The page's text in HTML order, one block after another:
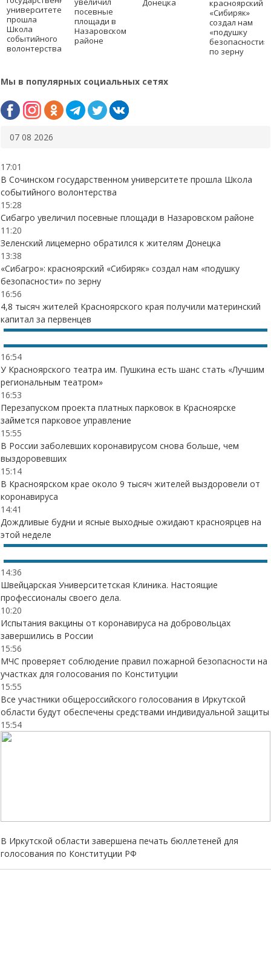
университете
прошла
Школа
событийного
волонтерства
посевные
площади в
Назаровском
районе
Донецка
красноярский
«Сибиряк»
создал нам
«подушку
безопасности»
по зерну
Мы в популярных социальных сетях
07 08 2026
17:01
В Сочинском государственном университете прошла Школа
событийного волонтерства
15:28
Сибагро увеличил посевные площади в Назаровском районе
11:20
Зеленский лицемерно обратился к жителям Донецка
13:38
«Сибагро»: красноярский «Сибиряк» создал нам «подушку
безопасности» по зерну
16:56
4,8 тысяч жителей Красноярского края получили материнский
капитал за первенцев
16:54
У Красноярского театра им. Пушкина есть шанс стать «Лучшим
региональным театром»
16:53
Перезапуском проекта платных парковок в Красноярске
займется парковое управление
15:55
В России заболевших коронавирусом снова больше, чем
выздоровевших
15:14
В Красноярском крае около 9 тысяч жителей выздоровели от
коронавируса
14:41
Дождливые будни и ясные выходные ожидают красноярцев на
этой неделе
14:36
Швейцарская Университетская Клиника. Настоящие
профессионалы своего дела.
10:20
Испытания вакцины от коронавируса на добровольцах
завершились в России
15:56
МЧС проверяет соблюдение правил пожарной безопасности на
участках для голосования по Конституции
15:55
Все участники общероссийского голосования в Иркутской
области будут обеспечены средствами индивидуальной защиты
15:54
В Иркутской области завершена печать бюллетеней для
голосования по Конституции РФ